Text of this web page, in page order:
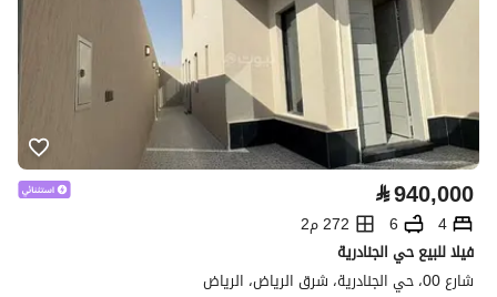
⃁940,000
4
6
272 م2
فيلا للبيع حي الجنادرية
شارع 00، حي الجنادرية، شرق الرياض، الرياض